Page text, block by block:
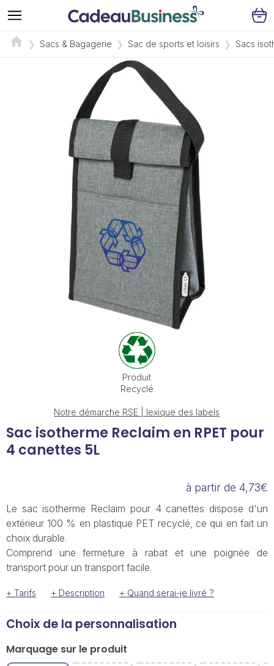
Sacs & Bagagerie Sac de sports et loisirs Sacs
Produit
Recyclé
Notre démarche RSE | lexique des labels
Sac isotherme Reclaim en RPET pour
4 canettes 5L
à partir de 4,73€
Le sac isotherme Reclaim pour 4 canettes dispose d'un
extérieur 100 % en plastique PET recyclé, ce qui en fait un
choix durable.
Comprend une fermeture à rabat et une poignée de
transport pour un transport facile.
+ Tarifs + Description + Quand serai-je livré ?
Choix de la personnalisation
Marquage sur le produit